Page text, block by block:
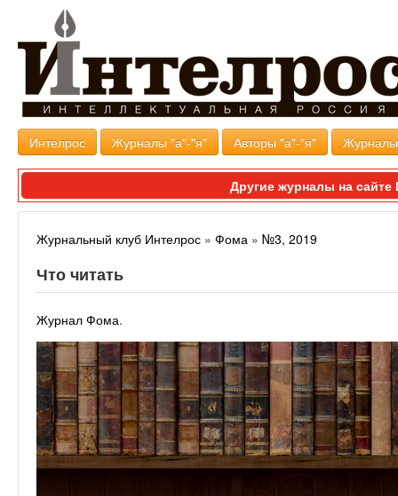
Интелрос Журналы "а"-"я" Авторы "а"-"я"
Другие журналы на
Журнальный клуб Интелрос » Фома » №3, 2019
Что читать
Журнал Фома.